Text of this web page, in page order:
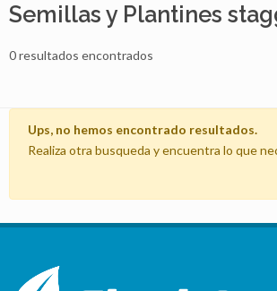
Ups, no hemos encontrado resultados.
Realiza otra busqueda y encuentra lo que
Semillas y Plantines
0 resultados encontrados